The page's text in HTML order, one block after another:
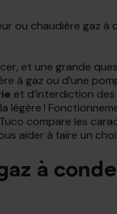
ou chaudière gaz
et une grande
à gaz ou d’une
et d’interdiction
légère !
compare les
aider à faire un
à